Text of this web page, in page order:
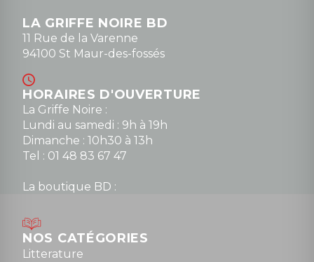
LA GRIFFE NOIRE BD
11 Rue de la Varenne
94100 St Maur-des-fossés
HORAIRES D'OUVERTURE
La Griffe Noire :
Lundi au samedi : 9h à 19h
Dimanche : 10h30 à 13h
Tel : 01 48 83 67 47
La boutique BD :
Mardi au samedi : 10h à 13h / 14h à 19h
Dimanche : 10h30 à 12h30
Tel : 01 48 89 13 88
NOS CATÉGORIES
Litterature